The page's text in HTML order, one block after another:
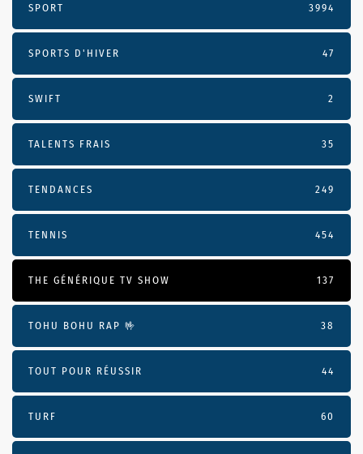
SPORT 3994
SPORTS D'HIVER 47
SWIFT 2
TALENTS FRAIS 35
TENDANCES 249
TENNIS 454
THE GÉNÉRIQUE TV SHOW 137
TOHU BOHU RAP 🤟 38
TOUT POUR RÉUSSIR 44
TURF 60